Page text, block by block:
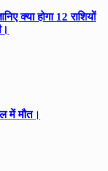
क्या होगा 12 राशियों
में मौत।